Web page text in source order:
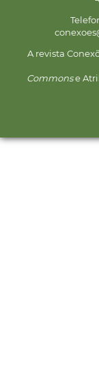
A revista
Commonse